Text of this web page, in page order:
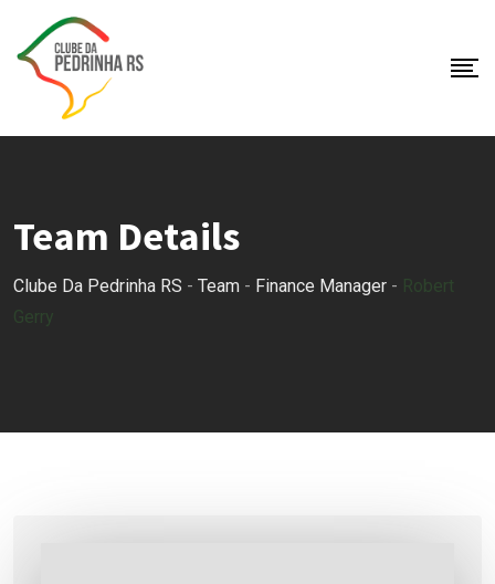
content
Team Details
Clube Da Pedrinha RS - Team - Finance Manager - Robert
Gerry